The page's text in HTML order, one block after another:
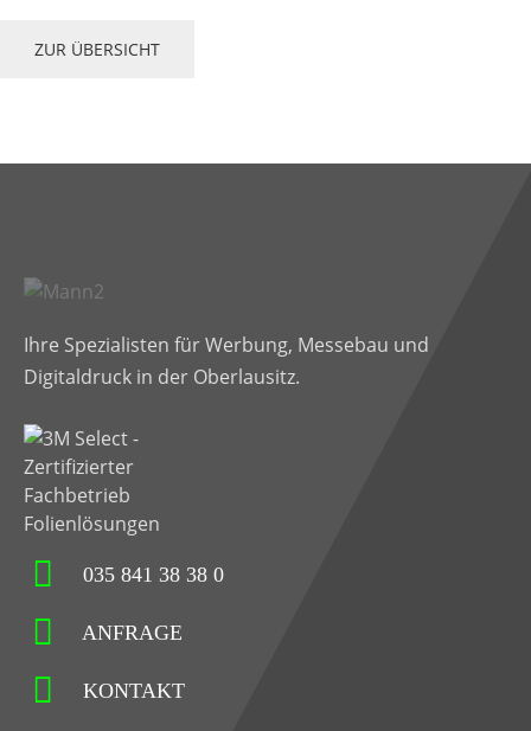
ZUR ÜBERSICHT
Ihre Spezialisten für Werbung, Messebau und
Digitaldruck in der Oberlausitz.
035 841 38 38 0
ANFRAGE
KONTAKT